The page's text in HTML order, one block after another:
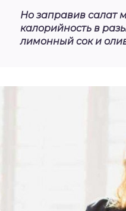
Но заправив салат
калорийность в
лимонный сок и